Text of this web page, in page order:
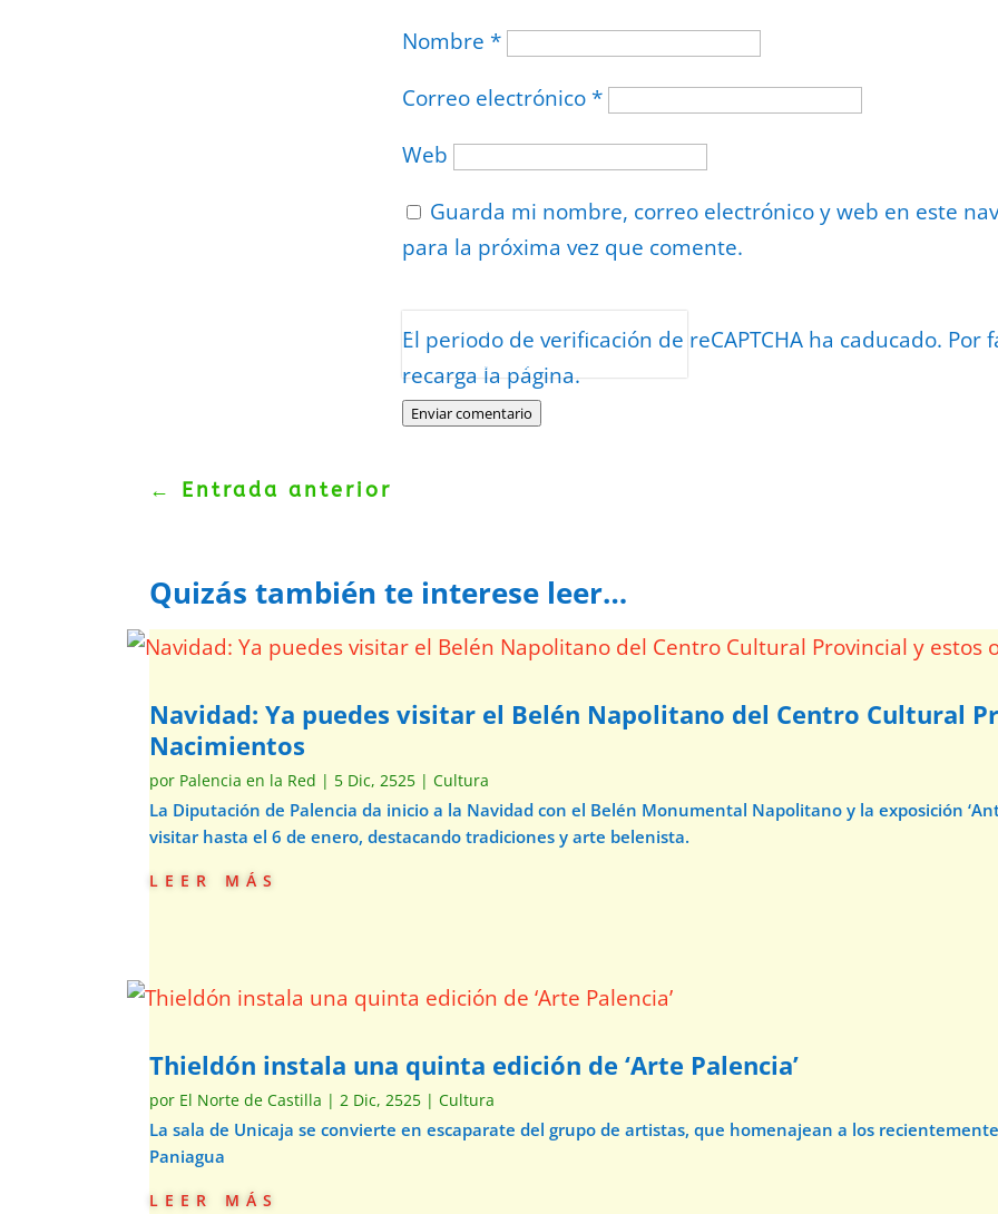
Nombre *
Correo electrónico *
Web
Guarda mi nombre, correo electrónico y web en este
para la próxima vez que comente.
El periodo de verificación de reCAPTCHA ha caducado. Por
recarga la página.
Enviar comentario
Protegidos por reCAPTCHA
Términos
← Entrada anterior
Quizás también te interese leer…
Navidad: Ya puedes visitar el Belén Napolitano del Centro Cultural
Nacimientos
por Palencia en la Red | 5 Dic, 2525 |Cultura
La Diputación de Palencia da inicio a la Navidad con el Belén Monumental Napolitano y la exposición
visitar hasta el 6 de enero, destacando tradiciones y arte belenista.
leer más
Thieldón instala una quinta edición de ‘Arte Palencia’
por El Norte de Castilla | 2 Dic, 2525 |Cultura
La sala de Unicaja se convierte en escaparate del grupo de artistas, que homenajean a los
Paniagua
leer más